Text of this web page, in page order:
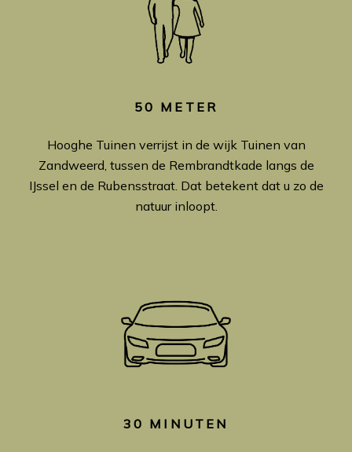
50 METER
Hooghe Tuinen verrijst in de wijk Tuinen van
Zandweerd, tussen de Rembrandtkade langs de
IJssel en de Rubensstraat. Dat betekent dat u zo de
natuur inloopt.
30 MINUTEN